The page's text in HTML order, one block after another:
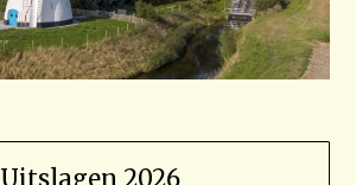
Uitslagen 2026